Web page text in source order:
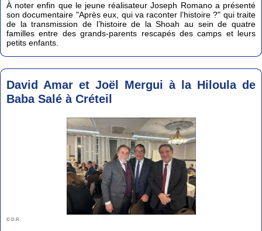
À noter enfin que le jeune réalisateur Joseph Romano a présenté
son documentaire "Après eux, qui va raconter l’histoire ?" qui traite
de la transmission de l’histoire de la Shoah au sein de quatre
familles entre des grands-parents rescapés des camps et leurs
petits enfants.
David Amar et Joël Mergui à la Hiloula de
Baba Salé à Créteil
© D.R.